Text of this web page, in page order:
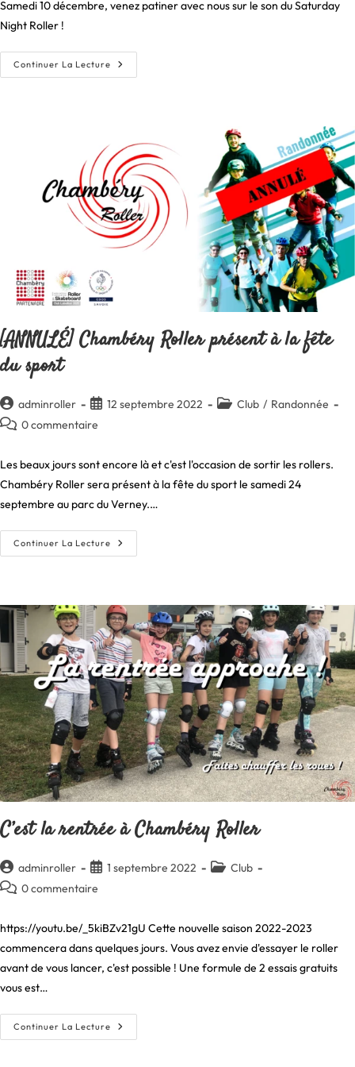
publication :
Samedi 10 décembre, venez patiner avec nous sur le son du Saturday
Night Roller !
Continuer La Lecture Saturday
Night
[ANNULÉ] Chambéry Roller présent à la fête
du sport
Auteur/autrice
de
adminroller
Publication
publiée :
12 septembre 2022
PostClub / Randonnée
Commentaires
la
publication :
0 commentaire
Les beaux jours sont encore là et c'est l'occasion de sortir les rollers.
Chambéry Roller sera présent à la fête du sport le samedi 24
septembre au parc du Verney.…
Continuer La Lecture [ANNULÉ]
Chambéry
Fête
Du
Sport
C’est la rentrée à Chambéry Roller
Auteur/autrice
de
adminroller
Publication
1 septembre 2022
PostClub
Commentaires
publication :
0 commentaire
https://youtu.be/_5kiBZv21gU Cette nouvelle saison 2022-2023
commencera dans quelques jours. Vous avez envie d'essayer le roller
avant de vous lancer, c'est possible ! Une formule de 2 essais gratuits
vous est…
Continuer La Lecture C’est
La